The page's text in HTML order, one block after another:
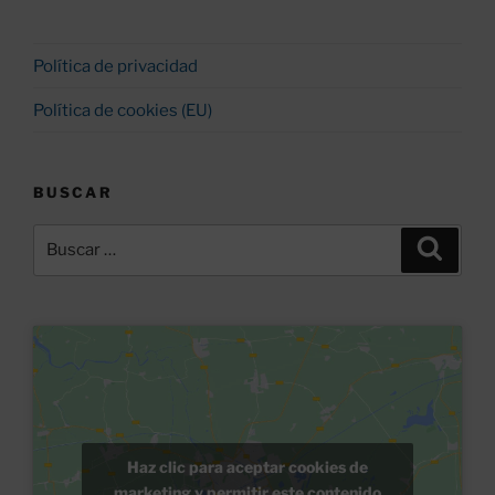
Política de privacidad
Política de cookies (EU)
BUSCAR
Haz clic para aceptar cookies de